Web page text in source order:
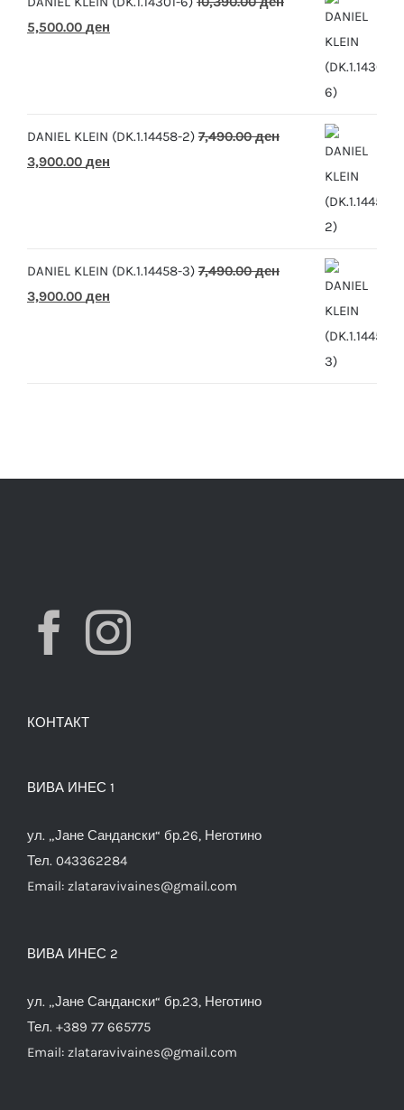
Original
5,500.00 ден
DANIEL KLEIN (DK.1.14458-2) 7,490.00ден
Original
3,900.00 ден
DANIEL KLEIN (DK.1.14458-3) 7,490.00ден
Original
3,900.00 ден
КОНТАКТ
ВИВА ИНЕС 1
ул. „Јане Сандански“ бр.26, Неготино
Тел. 043362284
Email: zlataravivaines@gmail.com
ВИВА ИНЕС 2
ул. „Јане Сандански“ бр.23, Неготино
Тел. +389 77 665775
Email: zlataravivaines@gmail.com